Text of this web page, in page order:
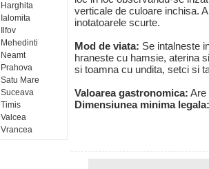
Harghita
Ialomita
Ilfov
Mehedinti
Neamt
Prahova
Satu Mare
Suceava
Timis
Valcea
Vrancea
verticale de culoare inchisa.
inotatoarele scurte.
Mod de viata: Se intalneste
hraneste cu hamsie, aterina
si toamna cu undita, setci si
Valoarea gastronomica: Are
Dimensiunea minima legala: